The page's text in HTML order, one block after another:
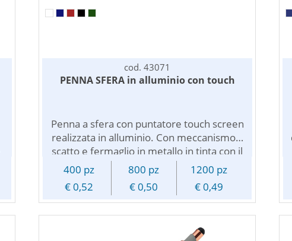
cod. 43071
PENNA SFERA in alluminio con touch
Penna a sfera con puntatore touch screen
realizzata in alluminio. Con meccanismo a
scatto e fermaglio in metallo in tinta con il
fusto. Refill Jumbo con inchiostro blu dalla
scrittura scorrevole. Il fusto della penna
ha una piacevole finitura gommata.
Personalizzabile con logo o testo
pubblicitario tramite incisione laser.
400 pz 800 pz
1200 pz
€ 0,52
€ 0,50 € 0,49